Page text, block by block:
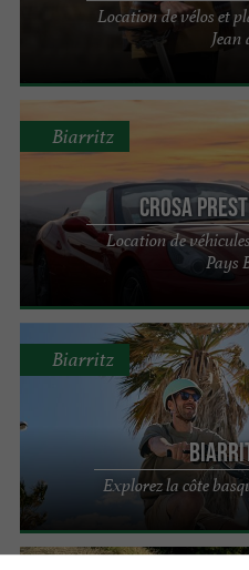
Location de vélos et
Jean
Crosa
Location de
Pays
Biarritz
Explorez la côte
Biarritz